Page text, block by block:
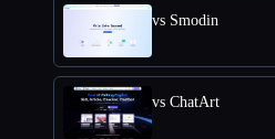
vs Smodin
vs ChatArt